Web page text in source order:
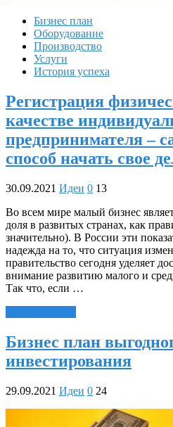
Бизнес план
Оборудование
Производство
Услуги
История успеха
Регистрация
качестве
предпринимателя –
способ начать свое
30.09.2021 Идеи 0 13
Во всем мире малый бизнес
доля в развитых странах, как
значительно). В России эти
надежда на то, что ситуация
правительство сегодня уделяет
внимание развитию малого и
Так что, если …
Бизнес план
инвестирования
29.09.2021 Идеи 0 24